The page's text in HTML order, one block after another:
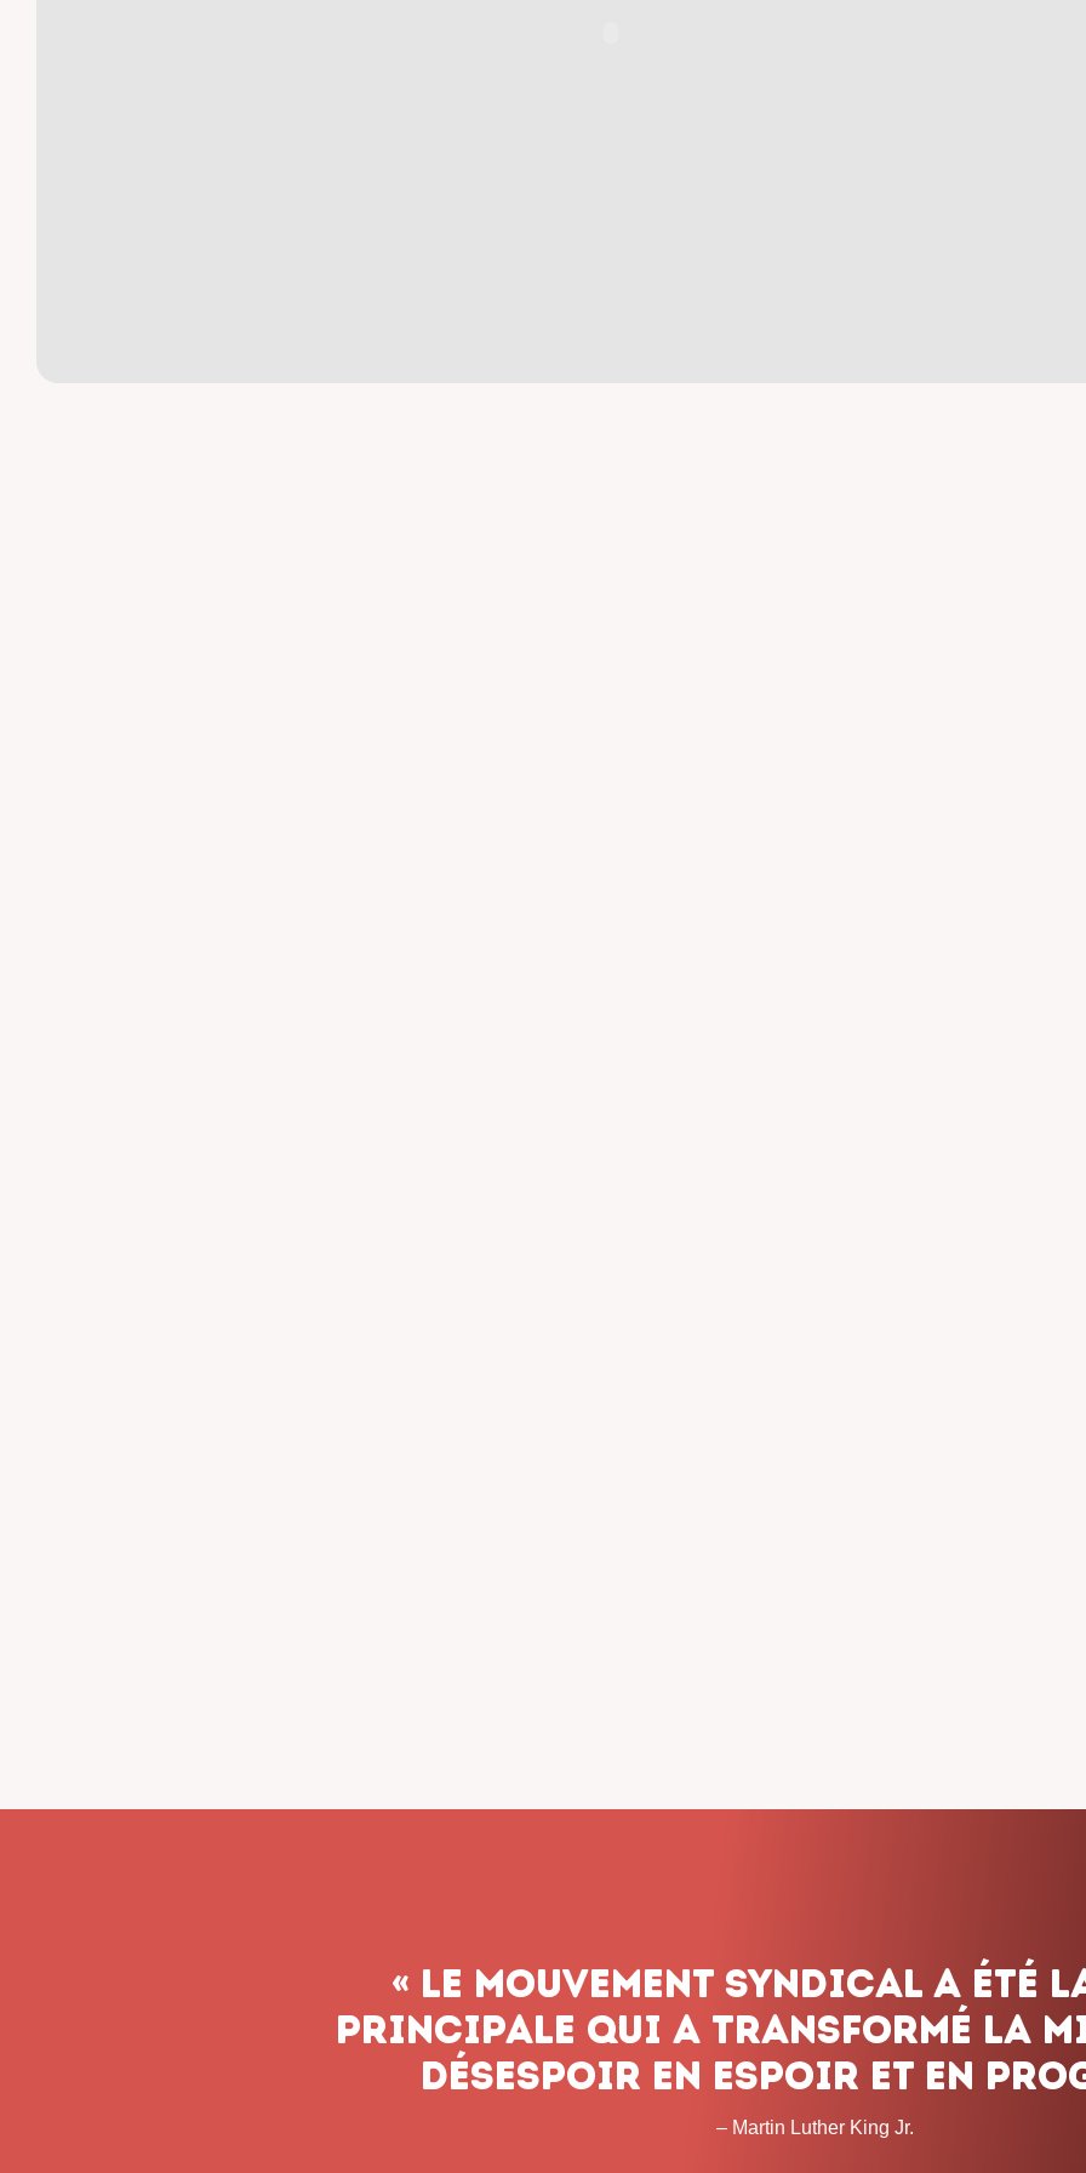
« Le syndicalisme ne renonce
n’abandonnons pas le combat,
soient les obstacles et peu
temps que cela prendra.